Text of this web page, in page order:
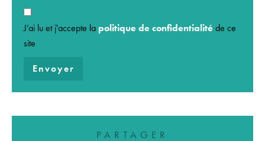
J’ai lu et j'accepte la politique de confidentialité de ce
site
Envoyer
PARTAGER